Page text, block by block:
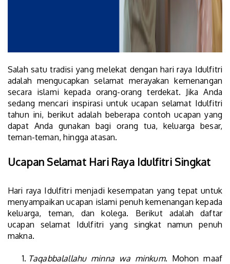
Salah satu tradisi yang melekat dengan hari raya Idulfitri
adalah mengucapkan selamat merayakan kemenangan
secara islami kepada orang-orang terdekat. Jika Anda
sedang mencari inspirasi untuk ucapan selamat Idulfitri
tahun ini, berikut adalah beberapa contoh ucapan yang
dapat Anda gunakan bagi orang tua, keluarga besar,
teman-teman, hingga atasan.
Ucapan Selamat Hari Raya Idulfitri Singkat
Hari raya Idulfitri menjadi kesempatan yang tepat untuk
menyampaikan ucapan islami penuh kemenangan kepada
keluarga, teman, dan kolega. Berikut adalah daftar
ucapan selamat Idulfitri yang singkat namun penuh
makna.
Taqabbalallahu minna wa minkum. Mohon maaf